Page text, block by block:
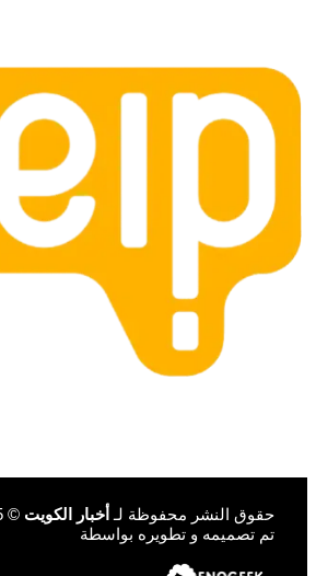
حقوق النشر محفوظة لـ أخبار الكويت © 2025
تم تصميمه و تطويره بواسطة